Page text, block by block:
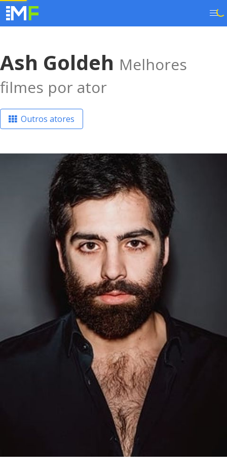
Ash Goldeh Melhores
filmes por ator
Outros atores